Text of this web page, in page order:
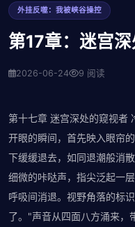
外挂反噬：我被峡谷操控
第17章：迷宫
2026-06-24 9 阅读
第十七章 迷宫深处的窥视者
开眼的瞬间，首先映入眼帘
下缓缓退去，如同退潮般消
细微的咔哒声，指尖泛起一
呼吸间消退。视野角落的标
了。"声音从四面八方涌来，